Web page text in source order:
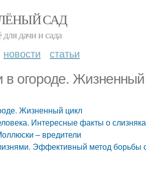
САД
для дачи и сада
новости статьи
в огороде.
Жизненный цикл
Интересные факты о
– вредители
Эффективный метод борьбы